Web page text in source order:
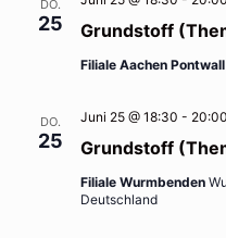
DO.
25 Grundstoff
Filiale Aachen Pontwall
DO.
25 Grundstoff
Juni 25 @ 18:30 - 20:00
Filiale Wurmbenden
Deutschland